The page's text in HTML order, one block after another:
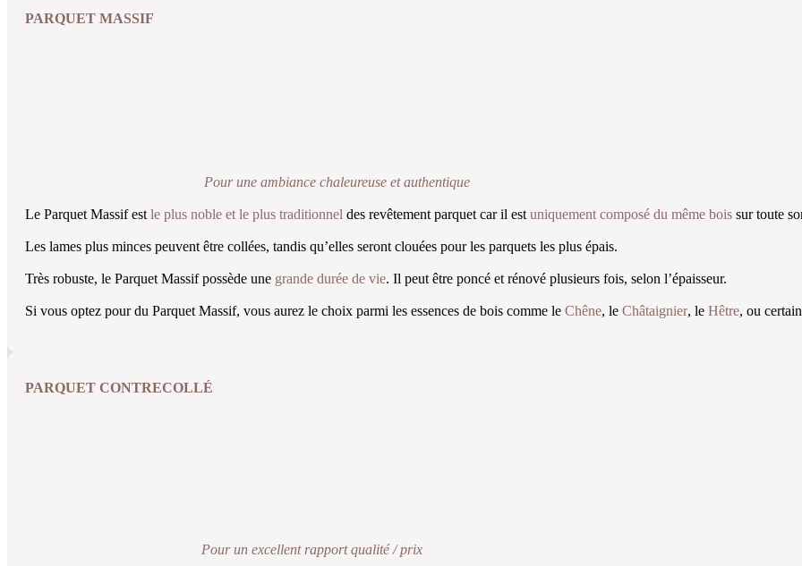
PARQUET MASSIF
Pour une ambiance chaleureuse et authentique
Le Parquet Massif est le plus noble et le plus traditionnel des revêtement parquet car il est uniquement composé du même bois sur toute
Les lames plus minces peuvent être collées, tandis qu’elles seront clouées pour les parquets les plus épais.
Très robuste, le Parquet Massif possède une grande durée de vie. Il peut être poncé et rénové plusieurs fois, selon l’épaisseur.
Si vous optez pour du Parquet Massif, vous aurez le choix parmi les essences de bois comme le Chêne, le Châtaignier, le Hêtre, ou
PARQUET CONTRECOLLÉ
Pour un excellent rapport qualité / prix